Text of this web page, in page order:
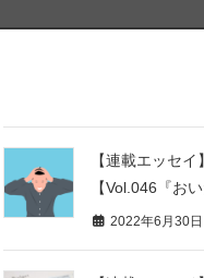
【連載エッセ
【Vol.046『お
2022年6月30日